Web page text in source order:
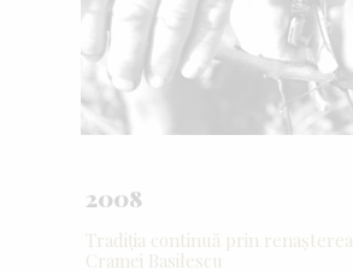
2008
Tradiția continuă prin renașterea
Cramei Basilescu